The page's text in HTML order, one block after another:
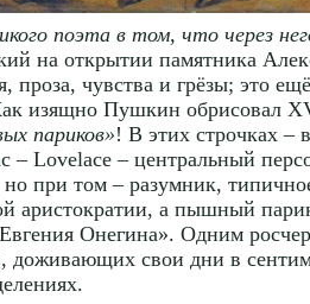
поэта в том, что через
на открытии памятника
проза, чувства и грёзы; это
изящно Пушкин обрисовал
париков»! В этих строчках –
– Lovelace – центральный
но при том – разумник,
аристократии, а пышный
Онегина». Одним
доживающих свои дни в